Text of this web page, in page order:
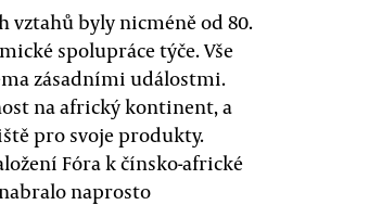
byly nicméně od 80.
spolupráce týče. Vše
zásadními událostmi.
na africký kontinent, a
pro svoje produkty.
Fóra k čínsko-africké
naprosto